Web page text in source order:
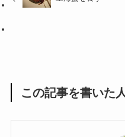
この記事を書いた人